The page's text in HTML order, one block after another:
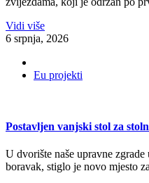
Vidi više
6 srpnja, 2026
Eu projekti
Postavljen vanjski stol za
U dvorište naše upravne
boravak, stiglo je novo mjesto